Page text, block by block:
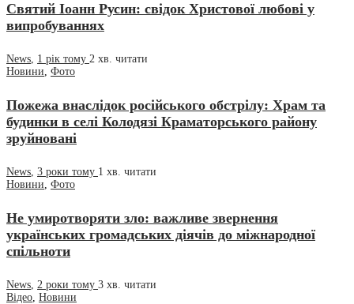
Святий Іоанн Русин: свідок Христової любові у
випробуваннях
News, 1 рік тому 2 хв. читати
Новини, Фото
Пожежа внаслідок російського обстрілу: Храм та
будинки в селі Колодязі Краматорського району
зруйновані
News, 3 роки тому 1 хв. читати
Новини, Фото
Не умиротворяти зло: важливе звернення
українських громадських діячів до міжнародної
спільноти
News 2 роки тому 3 хв. читати
Відео Новини